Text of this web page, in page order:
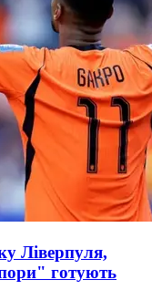
Ліверпуля,
готують